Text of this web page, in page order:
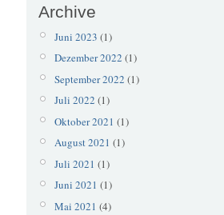
Archive
Juni 2023 (1)
Dezember 2022 (1)
September 2022 (1)
Juli 2022 (1)
Oktober 2021 (1)
August 2021 (1)
Juli 2021 (1)
Juni 2021 (1)
Mai 2021 (4)